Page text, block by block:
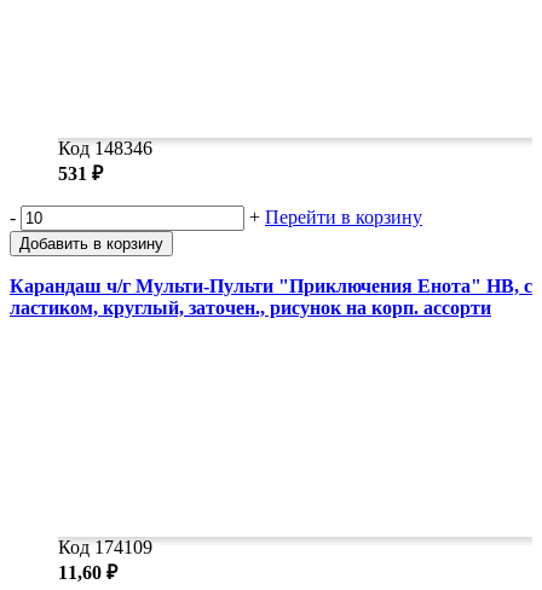
Код 148346
531 ₽
- + Перейти в корзину
Добавить в корзину
Карандаш ч/г Мульти-Пульти "Приключения Енота" HB, с
ластиком, круглый, заточен., рисунок на корп. ассорти
Код 174109
11,60 ₽